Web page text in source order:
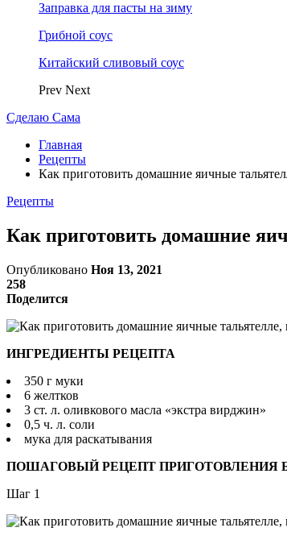
Заправка для пасты на зиму
Грибной соус
Китайский сливовый соус
Prev Next
Сделаю Сама
Главная
Рецепты
Как приготовить домашние яичные
Рецепты
Как приготовить домашние
Опубликовано Ноя 13, 2021
258
Поделится
ИНГРЕДИЕНТЫ РЕЦЕПТА
350 г муки
6 желтков
3 ст. л. оливкового масла «экстра вирджин»
0,5 ч. л. соли
мука для раскатывания
ПОШАГОВЫЙ РЕЦЕПТ ПРИГОТОВЛЕНИЯ
Шаг 1